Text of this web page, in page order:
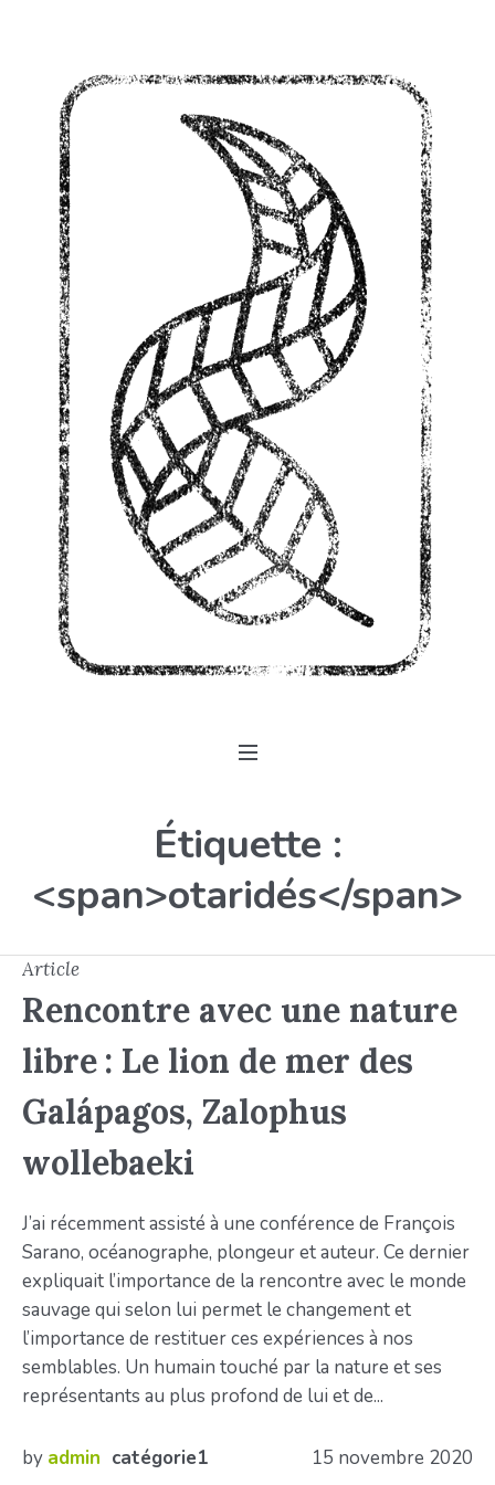
Étiquette :
<span>otaridés</span>
Article
Rencontre avec une nature
libre : Le lion de mer des
Galápagos, Zalophus
wollebaeki
J’ai récemment assisté à une conférence de François
Sarano, océanographe, plongeur et auteur. Ce dernier
expliquait l’importance de la rencontre avec le monde
sauvage qui selon lui permet le changement et
l’importance de restituer ces expériences à nos
semblables. Un humain touché par la nature et ses
représentants au plus profond de lui et de...
15 novembre 2020
by admin catégorie1